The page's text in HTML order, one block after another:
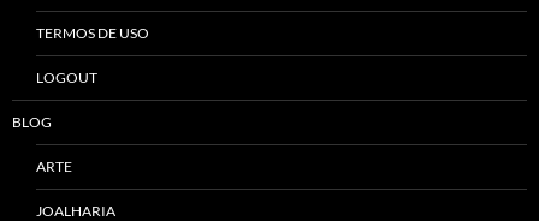
TERMOS DE USO
LOGOUT
BLOG
ARTE
JOALHARIA